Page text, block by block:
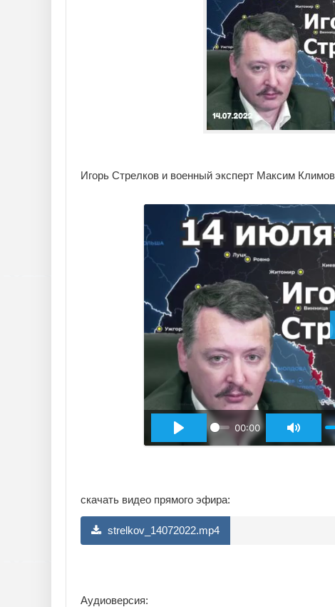
Игорь Стрелков и военный эксперт Максим
00:00
скачать видео прямого эфира:
strelkov_14072022.mp4
Аудиоверсия: